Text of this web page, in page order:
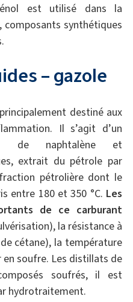
est utilisé dans la
synthétiques
– gazole
destiné aux
Il s’agit d’un
de naphtalène et
extrait du pétrole par
pétrolière dont le
entre 180 et 350 °C. Les
de ce carburant
la résistance à
cétane), la température
soufre. Les distillats de
soufrés, il est
hydrotraitement.